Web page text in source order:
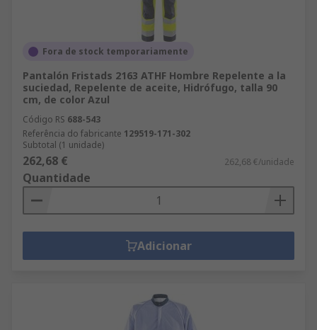
Fora de stock temporariamente
Pantalón Fristads 2163 ATHF Hombre Repelente a la
suciedad, Repelente de aceite, Hidrófugo, talla 90
cm, de color Azul
Código RS 688-543
Referência do fabricante 129519-171-302
Subtotal (1 unidade)
262,68 € 262,68 €/unidade
Quantidade
Adicionar